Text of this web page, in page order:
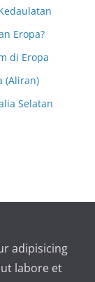
Eropa?
di Eropa
(Aliran)
Selatan
adipisicing
labore et